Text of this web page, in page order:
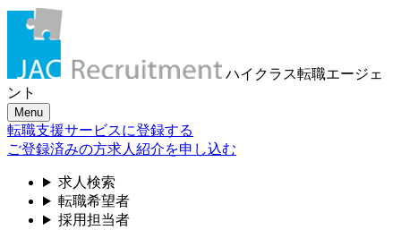
ハイクラス転職エージェ
ント
Menu
転職支援サービスに登録する
ご登録済みの方求人紹介を申し込む
求人検索
転職希望者
採用担当者